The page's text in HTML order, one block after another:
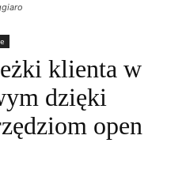
klienta w
dzięki
open